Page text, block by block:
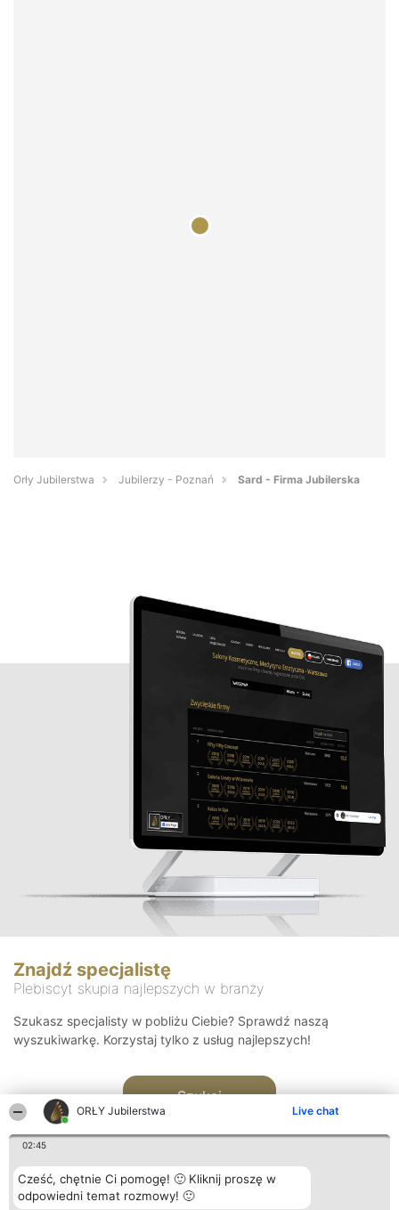
ORŁY Jubilerstwa Live chat
02:45
Cześć, chętnie Ci pomogę! 🙂 Kliknij proszę w
odpowiedni temat rozmowy! 🙂
Orły Jubilerstwa Jubilerzy - Poznań Sard - Firma Jubilerska
Znajdź specjalistę
Plebiscyt skupia najlepszych w branży
Szukasz specjalisty w pobliżu Ciebie? Sprawdź naszą
wyszukiwarkę. Korzystaj tylko z usług najlepszych!
Szukaj